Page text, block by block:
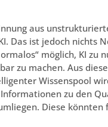
aus
Das ist jedoch nichts
möglich, KI zu
zu machen. Aus
Wissenspool
zu den
Diese